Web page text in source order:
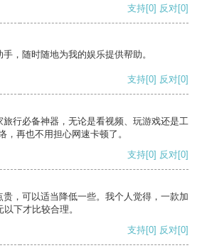
支持[0] 反对[0]
，随时随地为我的娱乐提供帮助。
支持[0] 反对[0]
行必备神器，无论是看视频、玩游戏还是工
，再也不用担心网速卡顿了。
支持[0] 反对[0]
，可以适当降低一些。我个人觉得，一款加
下才比较合理。
支持[0] 反对[0]